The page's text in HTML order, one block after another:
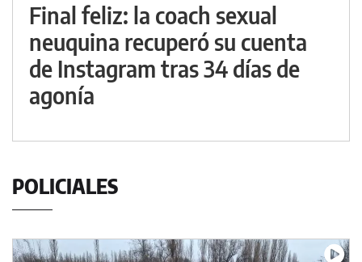
Final feliz: la coach sexual
neuquina recuperó su cuenta
de Instagram tras 34 días de
agonía
POLICIALES